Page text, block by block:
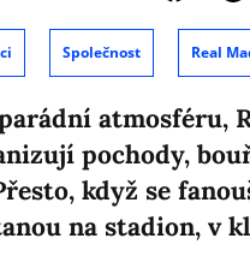
Společnost Real
atmosféru,
pochody,
když se
na stadion, v